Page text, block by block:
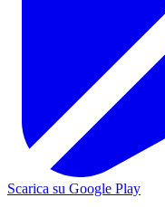
Scarica su Google Play